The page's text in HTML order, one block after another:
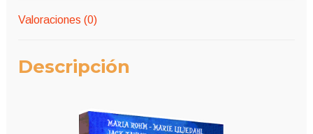
Valoraciones (0)
Descripción